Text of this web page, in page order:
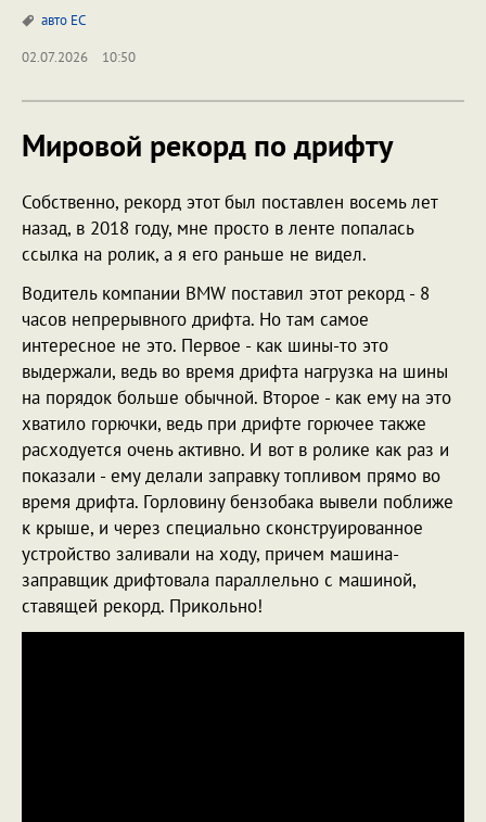
авто ЕС
02.07.2026
10:50
Мировой рекорд по дрифту
Собственно, рекорд этот был поставлен восемь лет
назад, в 2018 году, мне просто в ленте попалась
ссылка на ролик, а я его раньше не видел.
Водитель компании BMW поставил этот рекорд - 8
часов непрерывного дрифта. Но там самое
интересное не это. Первое - как шины-то это
выдержали, ведь во время дрифта нагрузка на шины
на порядок больше обычной. Второе - как ему на это
хватило горючки, ведь при дрифте горючее также
расходуется очень активно. И вот в ролике как раз и
показали - ему делали заправку топливом прямо во
время дрифта. Горловину бензобака вывели поближе
к крыше, и через специально сконструированное
устройство заливали на ходу, причем машина-
заправщик дрифтовала параллельно с машиной,
ставящей рекорд. Прикольно!